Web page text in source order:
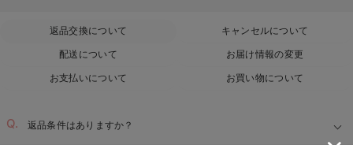
返品交換について
キャンセルについて
配送について
お届け情報の変更
お支払いについて
お買い物について
返品条件はありますか？